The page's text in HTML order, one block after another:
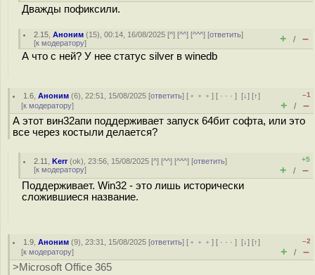
Дважды пофиксили.
2.15 ,Аноним (15), 00:14, 16/08/2025 [^] [^^] [^^^] [ответить]
[к модератору] + / –
А что с ней? У нее статус silver в winedb
1.6 ,Аноним (6), 22:51, 15/08/2025 [ответить] [ ﹢﹢﹢] [ · · ·][↓] [↑]
[к модератору]
–1
+ / –
А этот вин32апи поддерживает запуск 64бит софта, или это
все через костыли делается?
2.11 ,Kerr(ok), 23:56, 15/08/2025 [^] [^^] [^^^] [ответить]
[к модератору]
+5
+ / –
Поддерживает. Win32 - это лишь исторически
сложившиеся название.
1.9 ,Аноним (9), 23:31, 15/08/2025 [ответить] [ ﹢﹢﹢] [ · · ·][↓] [↑]
[к модератору]
–2
+ / –
>Microsoft Office 365